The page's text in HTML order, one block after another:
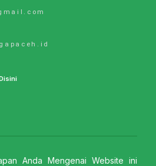
Anda Mengenai Website ini